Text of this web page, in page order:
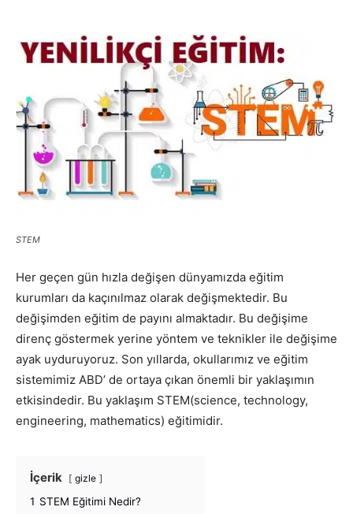
STEM
Her geçen gün hızla değişen dünyamızda eğitim
kurumları da kaçınılmaz olarak değişmektedir. Bu
değişimden eğitim de payını almaktadır. Bu değişime
direnç göstermek yerine yöntem ve teknikler ile değişime
ayak uyduruyoruz. Son yıllarda, okullarımız ve eğitim
sistemimiz ABD’ de ortaya çıkan önemli bir yaklaşımın
etkisindedir. Bu yaklaşım STEM(science, technology,
engineering, mathematics) eğitimidir.
İçerik gizle
1 STEM Eğitimi Nedir?